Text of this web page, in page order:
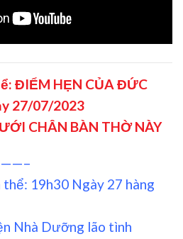
ĐIỂM HẸN CỦA ĐỨC
27/07/2023
CHÂN BÀN THỜ NÀY
19h30 Ngày 27 hàng
Nhà Dưỡng lão tình